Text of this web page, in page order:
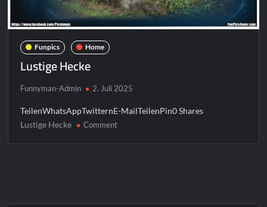
Funpics Home
Lustige Hecke
Funnyman-Admin 2. Juli 2025
TeilenWhatsAppTwitternE-MailTeilenPin0 Shares
Lustige Hecke
Commenton